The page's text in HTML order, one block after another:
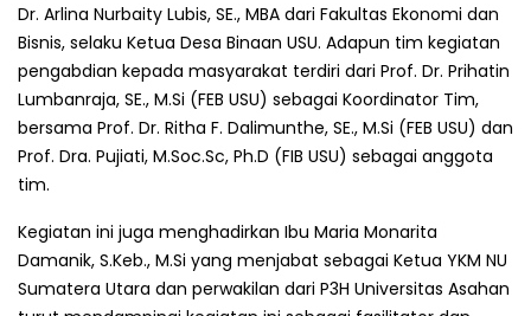
Dr. Arlina Nurbaity Lubis, SE., MBA dari Fakultas Ekonomi dan
Bisnis, selaku Ketua Desa Binaan USU. Adapun tim kegiatan
pengabdian kepada masyarakat terdiri dari Prof. Dr. Prihatin
Lumbanraja, SE., M.Si (FEB USU) sebagai Koordinator Tim,
bersama Prof. Dr. Ritha F. Dalimunthe, SE., M.Si (FEB USU) dan
Prof. Dra. Pujiati, M.Soc.Sc, Ph.D (FIB USU) sebagai anggota
tim.
Kegiatan ini juga menghadirkan Ibu Maria Monarita
Damanik, S.Keb., M.Si yang menjabat sebagai Ketua YKM NU
Sumatera Utara dan perwakilan dari P3H Universitas Asahan